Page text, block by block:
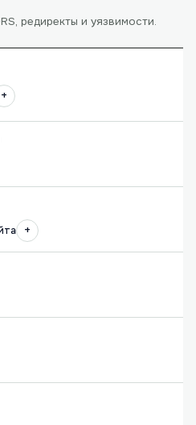
редиректы и уязвимости.
+
+